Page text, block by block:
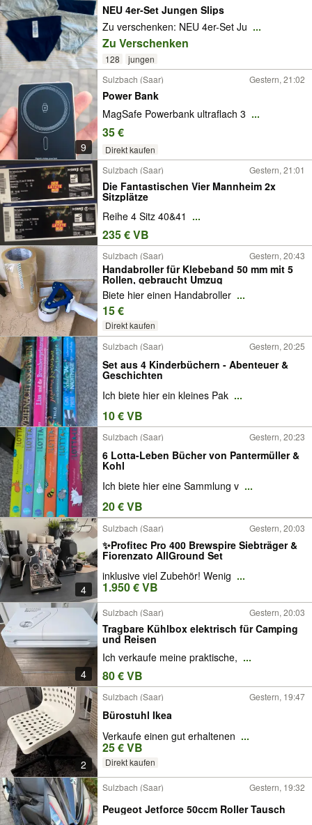
NEU 4er-Set Jungen Slips
Zu verschenken: NEU 4er-Set Ju ...
Zu Verschenken
128 jungen
9
Sulzbach (Saar) Gestern, 21:02
Power Bank
MagSafe Powerbank ultraflach 3 ...
35 €
Direkt kaufen
Sulzbach (Saar)
Gestern, 21:01
Die Fantastischen Vier Mannheim 2x
Sitzplätze
Reihe 4 Sitz 40&41 ...
235 € VB
Sulzbach (Saar) Gestern, 20:43
Handabroller für Klebeband 50 mm mit 5
Rollen, gebraucht Umzug
Biete hier einen Handabroller ...
15 €
Direkt kaufen
Sulzbach (Saar)
Gestern, 20:25
Set aus 4 Kinderbüchern - Abenteuer &
Geschichten
Ich biete hier ein kleines Pak ...
10 € VB
Sulzbach (Saar) Gestern, 20:23
6 Lotta-Leben Bücher von Pantermüller &
Kohl
Ich biete hier eine Sammlung v ...
20 € VB
4
Sulzbach (Saar) Gestern, 20:03
✨Profitec Pro 400 Brewspire Siebträger &
Fiorenzato AllGround Set
inklusive viel Zubehör! Wenig ...
1.950 € VB
4
Sulzbach (Saar) Gestern, 20:03
Tragbare Kühlbox elektrisch für Camping
und Reisen
Ich verkaufe meine praktische, ...
80 € VB
2
Sulzbach (Saar) Gestern, 19:47
Bürostuhl Ikea
Verkaufe einen gut erhaltenen ...
25 € VB
Direkt kaufen
Sulzbach (Saar) Gestern, 19:32
Peugeot Jetforce 50ccm Roller Tausch